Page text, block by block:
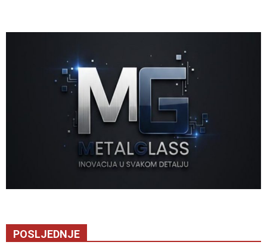
POSLJEDNJE